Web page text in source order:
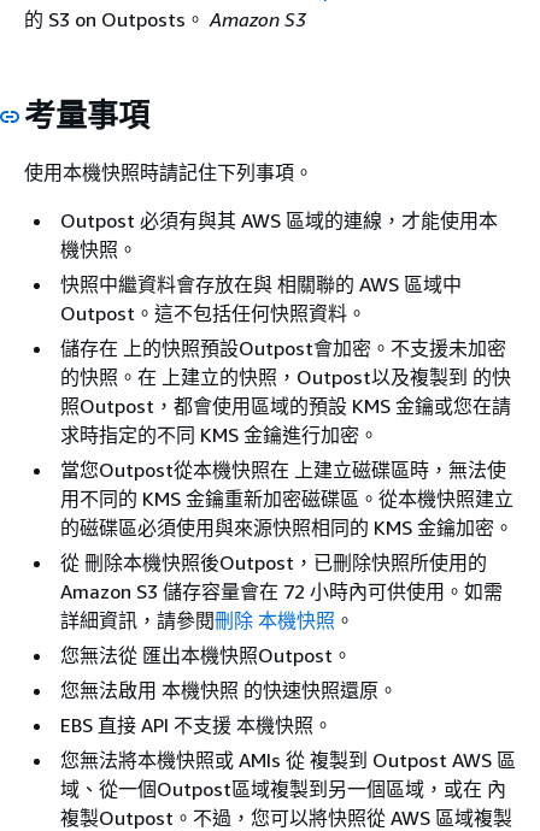
的 S3 on Outposts。Amazon S3
考量事項
使用本機快照時請記住下列事項。
Outpost 必須有與其 AWS 區域的連線，才能使用本
機快照。
快照中繼資料會存放在與 相關聯的 AWS 區域中
Outpost。這不包括任何快照資料。
儲存在 上的快照預設Outpost會加密。不支援未加密
的快照。在 上建立的快照，Outpost以及複製到 的快
照Outpost，都會使用區域的預設 KMS 金鑰或您在請
求時指定的不同 KMS 金鑰進行加密。
當您Outpost從本機快照在 上建立磁碟區時，無法使
用不同的 KMS 金鑰重新加密磁碟區。從本機快照建立
的磁碟區必須使用與來源快照相同的 KMS 金鑰加密。
從 刪除本機快照後Outpost，已刪除快照所使用的
Amazon S3 儲存容量會在 72 小時內可供使用。如需
詳細資訊，請參閱刪除 本機快照 。
您無法從 匯出本機快照Outpost。
您無法啟用 本機快照 的快速快照還原。
EBS 直接 API 不支援 本機快照。
您無法將本機快照或 AMIs 從 複製到 Outpost AWS 區
域、從一個Outpost區域複製到另一個區域，或在 內
複製Outpost。不過，您可以將快照從 AWS 區域複製